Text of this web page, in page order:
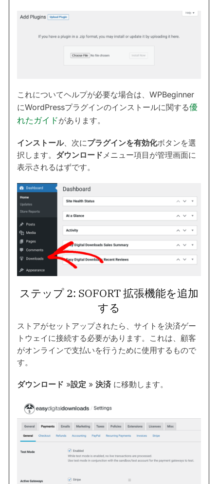
これについてヘルプが必要な場合は、WPBeginner
にWordPressプラグインのインストールに関する優
れたガイドがあります。
インストール、次にプラグインを有効化ボタンを選
択します。 ダウンロード メニュー項目が管理画面に
表示されるはずです。
ステップ 2: SOFORT 拡張機能を追加
する
ストアがセットアップされたら、サイトを決済ゲー
トウェイに接続する必要があります。これは、顧客
がオンラインで支払いを行うために使用するもので
す。
ダウンロード »設定 » 決済 に移動します。